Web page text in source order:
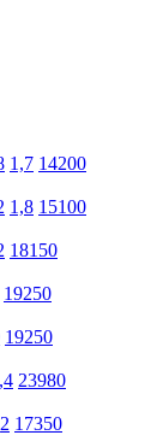
1,7 14200
1,8 15100
18150
19250
19250
23980
2 17350